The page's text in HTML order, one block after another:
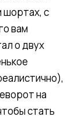
шортах, с
вам
о двух
на
стать